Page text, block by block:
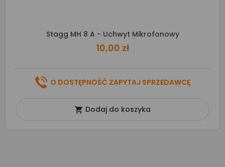
Stagg MH 8 A - Uchwyt Mikrofonowy
10,00 zł
O DOSTĘPNOŚĆ ZAPYTAJ SPRZEDAWCĘ
 Dodaj do koszyka